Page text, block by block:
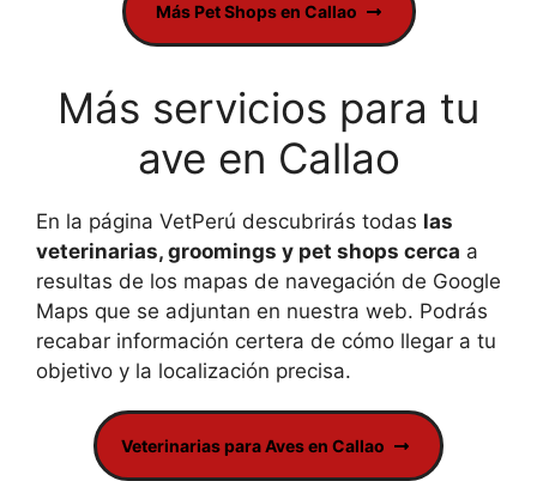
Más Pet Shops en Callao
Más servicios para tu
ave en Callao
En la página VetPerú descubrirás todas las
veterinarias, groomings y pet shops cerca a
resultas de los mapas de navegación de Google
Maps que se adjuntan en nuestra web. Podrás
recabar información certera de cómo llegar a tu
objetivo y la localización precisa.
Veterinarias para Aves en Callao